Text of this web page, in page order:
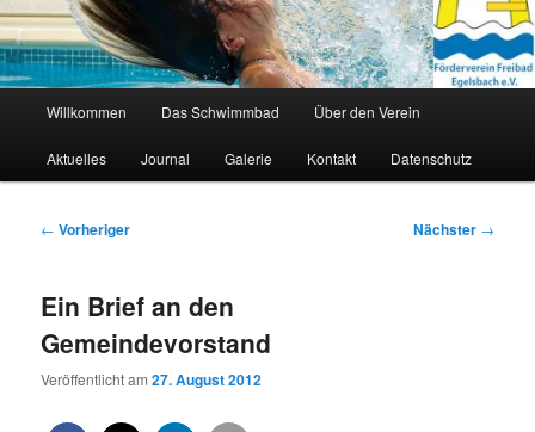
Willkommen Das Schwimmbad Über den Verein
Aktuelles Journal Galerie Kontakt Datenschutz
Beitragsnavigation
← Vorheriger Nächster →
Ein Brief an den
Gemeindevorstand
Veröffentlicht am27. August 2012